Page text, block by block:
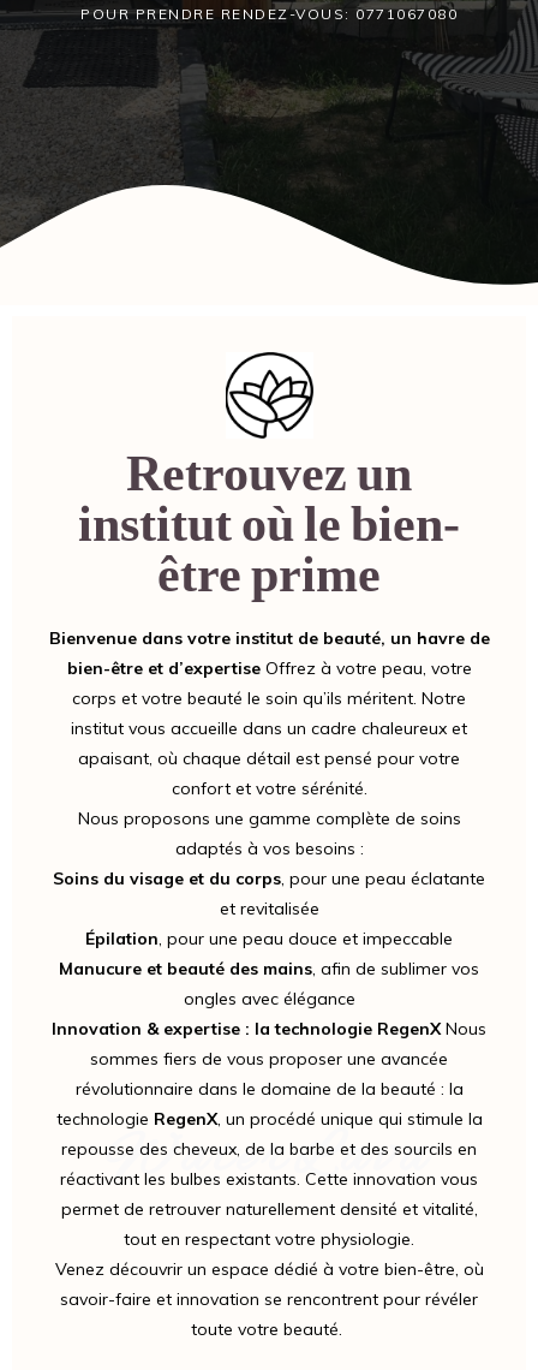
POUR PRENDRE RENDEZ-VOUS: 0771067080
Retrouvez un
institut où le bien-
être prime
Bienvenue dans votre institut de beauté, un havre de
bien-être et d’expertiseOffrez à votre peau, votre
corps et votre beauté le soin qu’ils méritent. Notre
institut vous accueille dans un cadre chaleureux et
apaisant, où chaque détail est pensé pour votre
confort et votre sérénité.
Nous proposons une gamme complète de soins
adaptés à vos besoins :
Soins du visage et du corps, pour une peau éclatante
et revitalisée
Épilation, pour une peau douce et impeccable
Manucure et beauté des mains, afin de sublimer vos
ongles avec élégance
Innovation & expertise : la technologie RegenXNous
sommes fiers de vous proposer une avancée
révolutionnaire dans le domaine de la beauté : la
technologie RegenX, un procédé unique qui stimule la
repousse des cheveux, de la barbe et des sourcils en
réactivant les bulbes existants. Cette innovation vous
permet de retrouver naturellement densité et vitalité,
tout en respectant votre physiologie.
Venez découvrir un espace dédié à votre bien-être, où
savoir-faire et innovation se rencontrent pour révéler
toute votre beauté.
WaterLava